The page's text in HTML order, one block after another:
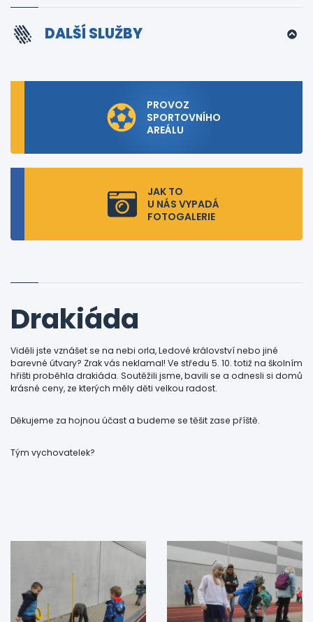
DALŠÍ SLUŽBY
PROVOZ
SPORTOVNÍHO
AREÁLU
JAK TO
U NÁS VYPADÁ
FOTOGALERIE
Drakiáda
Viděli jste vznášet se na nebi orla, Ledové království nebo jiné
barevné útvary? Zrak vás neklamal! Ve středu 5. 10. totiž na školním
hřišti proběhla drakiáda. Soutěžili jsme, bavili se a odnesli si domů
krásné ceny, ze kterých měly děti velkou radost.
Děkujeme za hojnou účast a budeme se těšit zase příště.
Tým vychovatelek?